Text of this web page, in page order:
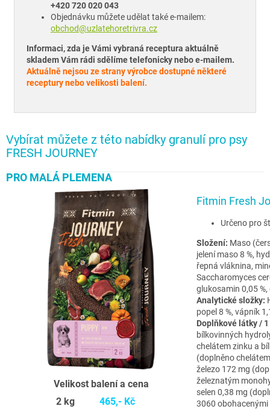
+420 720 020 043
Objednávku můžete udělat také e-mailem:
obchod@uzlatehoretrivra.cz
Informaci, zda je Vámi vybraná receptura aktuálně
skladem Vám rádi sdělíme telefonicky nebo e-mailem.
Aktuálně nejsou ze strany výrobce dostupné některé
receptury nebo velikosti balení.
Vybírat můžete z této nabídky granulí pro psy
FRESH JOURNEY
PRO MALÁ PLEMENA
Velikost balení a cena
2 kg
465,- Kč
Fitmin Fresh
Určeno pro
Složení: Maso
jelení maso 8 %,
řepná vláknina,
Saccharomyces
glukosamin 0,05
Analytické složky:
popel 8 %, vápník
Doplňkové látky /
bílkovinných
chelátem zinku a
(doplněno
železo 172 mg
železnatým
selen 0,38 mg
3060